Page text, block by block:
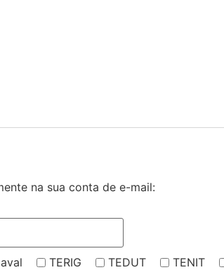
na sua conta de e-mail:
TERIG TEDUT TENIT